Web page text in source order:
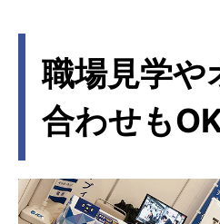
さらに「 ICK光ねっ
ピカラ光ねっと
ービスを展開し、
届けています。
職場見学や
合わせも